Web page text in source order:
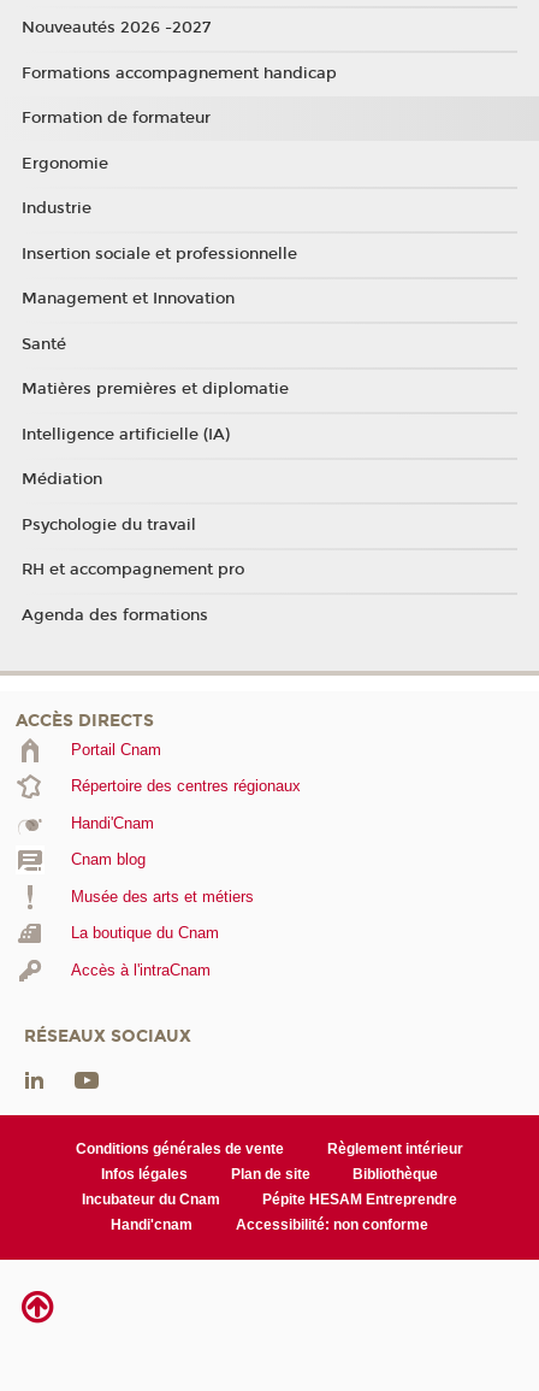
Nouveautés 2026 -2027
Formations accompagnement handicap
Formation de formateur
Ergonomie
Industrie
Insertion sociale et professionnelle
Management et Innovation
Santé
Matières premières et diplomatie
Intelligence artificielle (IA)
Médiation
Psychologie du travail
RH et accompagnement pro
Agenda des formations
ACCÈS DIRECTS
Portail Cnam
Répertoire des centres régionaux
Handi'Cnam
Cnam blog
Musée des arts et métiers
La boutique du Cnam
Accès à l'intraCnam
RÉSEAUX SOCIAUX
Conditions générales de vente
Règlement intérieur
Infos légales
Plan de site
Bibliothèque
Incubateur du Cnam
Pépite HESAM Entreprendre
Handi'cnam
Accessibilité: non conforme